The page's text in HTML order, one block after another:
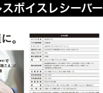
ボイスレシーバー